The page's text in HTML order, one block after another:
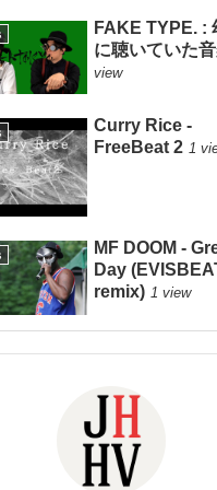
FAKE TYPE. :
に聴いていた
view
Curry Rice -
FreeBeat 2 1
MF DOOM -
Day
remix) 1 view